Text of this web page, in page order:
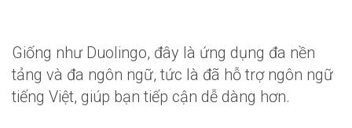
Giống như Duolingo, đây là ứng dụng đa nền
tảng và đa ngôn ngữ, tức là đã hỗ trợ ngôn ngữ
tiếng Việt, giúp bạn tiếp cận dễ dàng hơn.